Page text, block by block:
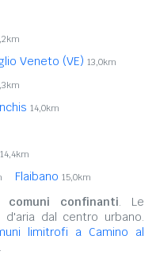
Veneto (VE) 13,0km
14,0km
14,4km
Flaibano 15,0km
comuni confinanti. Le
dal centro urbano.
limitrofi a Camino al